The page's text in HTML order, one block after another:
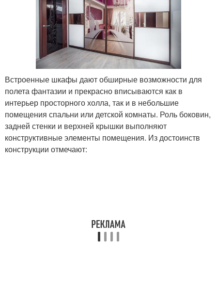
Встроенные шкафы дают обширные возможности для
полета фантазии и прекрасно вписываются как в
интерьер просторного холла, так и в небольшие
помещения спальни или детской комнаты. Роль боковин,
задней стенки и верхней крышки выполняют
конструктивные элементы помещения. Из достоинств
конструкции отмечают: